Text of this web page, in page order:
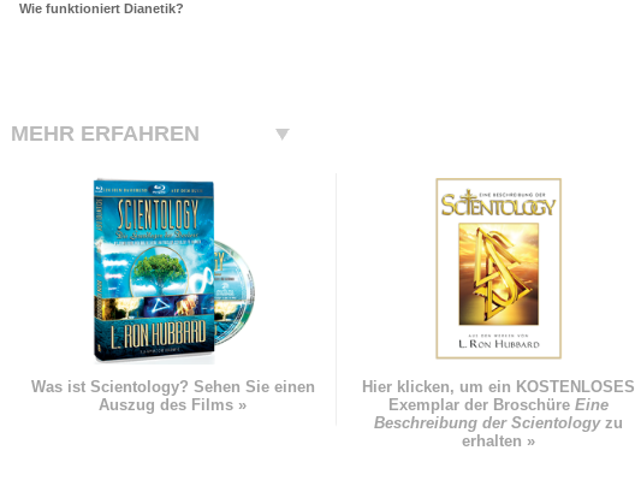
Wie funktioniert Dianetik?
MEHR ERFAHREN
Was ist Scientology? Sehen Sie einen
Auszug des Films »
Hier klicken, um ein KOSTENLOSES
Exemplar der Broschüre Eine
Beschreibung der Scientologyzu
erhalten »